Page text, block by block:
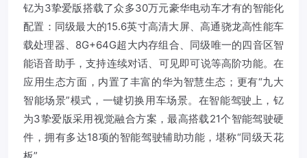
钇为3挚爱版搭载了众多30万元豪华电动车才有的智能化
配置：同级最大的15.6英寸高清大屏、高通骁龙高性能车
载处理器、8G+64G超大内存组合、同级唯一的四音区智
能语音助手，支持连续对话、可见即可说等高阶功能。在
应用生态方面，内置了丰富的华为智慧生态；更有“九大
智能场景”模式，一键切换用车场景。在智能驾驶上，钇
为3挚爱版采用视觉融合方案，最高搭载21个智能驾驶硬
件，拥有多达18项的智能驾驶辅助功能，堪称“同级天花
板”。